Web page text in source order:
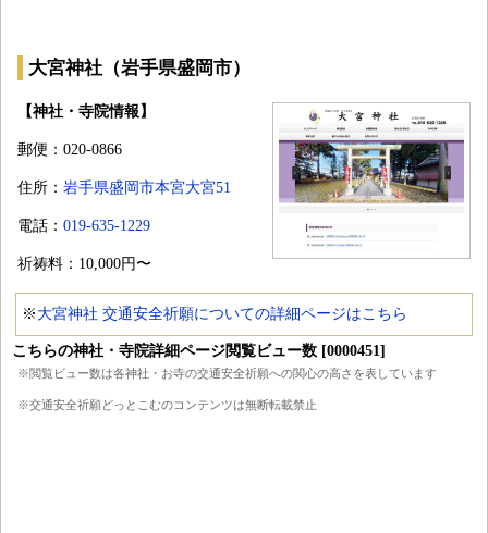
大宮神社（岩手県盛岡市）
【神社・寺院情報】
郵便：020-0866
住所： 岩手県盛岡市本宮大宮51
電話： 019-635-1229
祈祷料：10,000円〜
※ 大宮神社 交通安全祈願についての詳細ページはこちら
こちらの神社・寺院詳細ページ閲覧ビュー数 [0000451]
※閲覧ビュー数は各神社・お寺の交通安全祈願への関心の高さを表しています
※交通安全祈願どっとこむのコンテンツは無断転載禁止